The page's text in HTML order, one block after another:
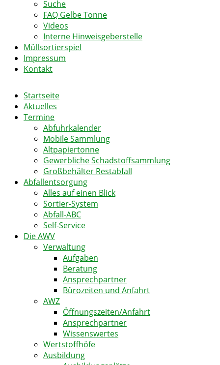
Suche
FAQ Gelbe Tonne
Videos
Interne Hinweisgeberstelle
Müllsortierspiel
Impressum
Kontakt
Startseite
Aktuelles
Termine
Abfuhrkalender
Mobile Sammlung
Altpapiertonne
Gewerbliche Schadstoffsammlung
Großbehälter Restabfall
Abfallentsorgung
Alles auf einen Blick
Sortier-System
Abfall-ABC
Self-Service
Die AWV
Verwaltung
Aufgaben
Beratung
Ansprechpartner
Bürozeiten und Anfahrt
AWZ
Öffnungszeiten/Anfahrt
Ansprechpartner
Wissenswertes
Wertstoffhöfe
Ausbildung